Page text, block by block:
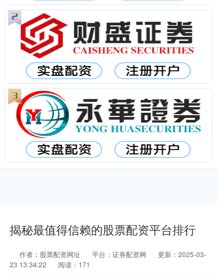
揭秘最值得信赖的股票配资平台排行
作者：股票配资网址 平台：证券配资网
更新：2025-03-
23 13:34:22
阅读：171